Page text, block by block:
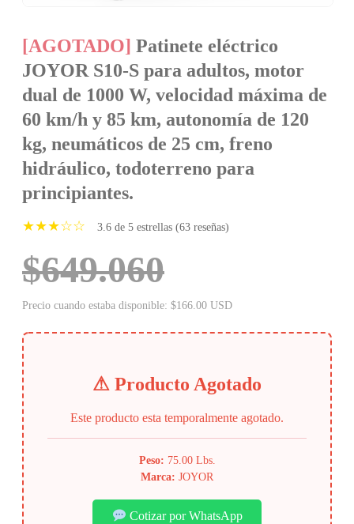
[AGOTADO] Patinete eléctrico
JOYOR S10-S para adultos, motor
dual de 1000 W, velocidad máxima de
60 km/h y 85 km, autonomía de 120
kg, neumáticos de 25 cm, freno
hidráulico, todoterreno para
principiantes.
★★★☆☆ 3.6 de 5 estrellas (63 reseñas)
$649.060
Precio cuando estaba disponible: $166.00 USD
⚠ Producto Agotado
Este producto esta temporalmente agotado.
Peso: 75.00 Lbs.
Marca: JOYOR
Cotizar por WhatsApp